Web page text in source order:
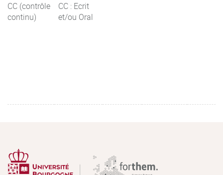
CC (contrôle
continu)
CC : Ecrit
et/ou Oral